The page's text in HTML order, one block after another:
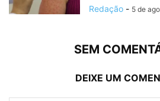
Redação - 5 de
SEM
DEIXE UM